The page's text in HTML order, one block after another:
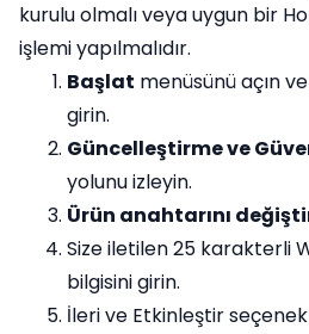
kurulu olmalı veya uygun bir
işlemi yapılmalıdır.
Başlat menüsünü açın ve
girin.
Güncelleştirme ve
yolunu izleyin.
Ürün anahtarını
Size iletilen 25 karakterli
bilgisini girin.
İleri ve Etkinleştir